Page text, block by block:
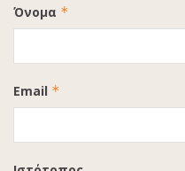
Όνομα *
Email *